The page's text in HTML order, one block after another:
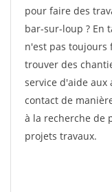
pour faire des
bar-sur-loup ? En
n'est pas toujours
trouver des
service d'aide
contact de
à la recherche de
projets travaux.